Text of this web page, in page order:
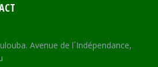
Avenue de l´Indépendance,